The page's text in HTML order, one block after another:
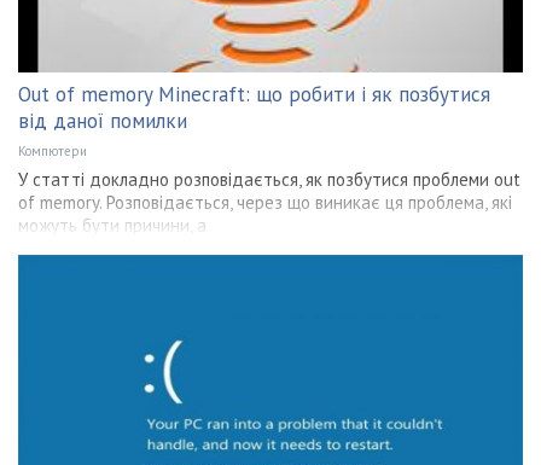
Out of memory Minecraft: що робити і як позбутися
від даної помилки
Компютери
У статті докладно розповідається, як позбутися проблеми out
of memory. Розповідається, через що виникає ця проблема, які
можуть бути причини, а